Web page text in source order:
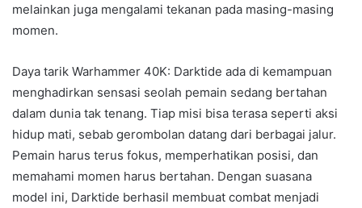
melainkan juga mengalami tekanan pada masing-masing
momen.
Daya tarik Warhammer 40K: Darktide ada di kemampuan
menghadirkan sensasi seolah pemain sedang bertahan
dalam dunia tak tenang. Tiap misi bisa terasa seperti aksi
hidup mati, sebab gerombolan datang dari berbagai jalur.
Pemain harus terus fokus, memperhatikan posisi, dan
memahami momen harus bertahan. Dengan suasana
model ini, Darktide berhasil membuat combat menjadi